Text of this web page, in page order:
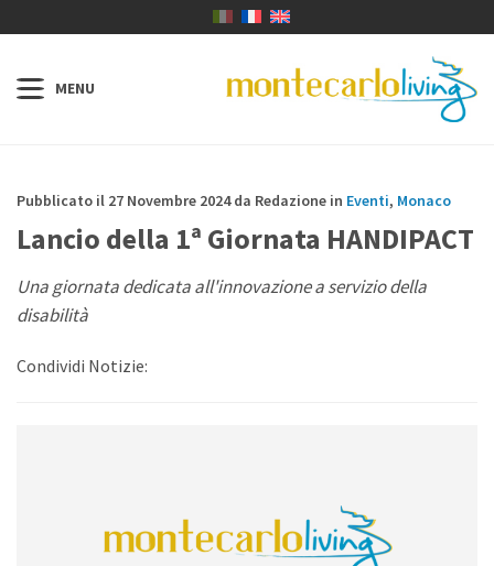
Pubblicato il 27 Novembre 2024 da Redazione in Eventi, Monaco
Lancio della 1ª Giornata HANDIPACT
Una giornata dedicata all'innovazione a servizio della
disabilità
Condividi Notizie: